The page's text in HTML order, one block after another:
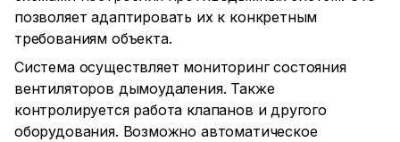
позволяет адаптировать их к конкретным
требованиям объекта.
Система осуществляет мониторинг состояния
вентиляторов дымоудаления. Также
контролируется работа клапанов и другого
оборудования. Возможно автоматическое